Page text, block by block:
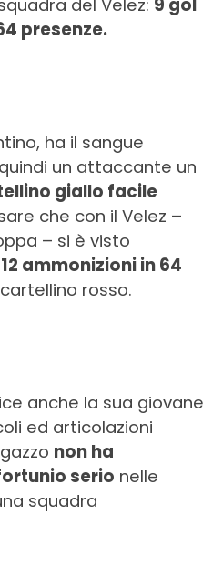
del Velez: 9 gol
presenze.
ha il sangue
un attaccante un
giallo facile
che con il Velez –
– si è visto
12 ammonizioni in 64
rosso.
anche la sua giovane
ed articolazioni
non ha
serio nelle
squadra